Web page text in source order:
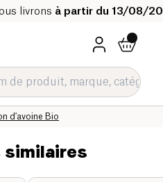
livrons à partir du 13/08/
d'avoine Bio
Boissons Bio
similaires